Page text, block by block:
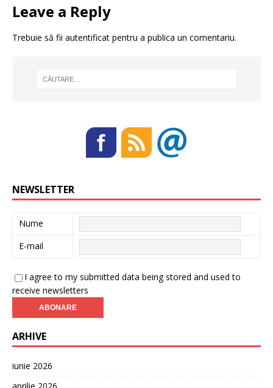
Leave a Reply
Trebuie să fii autentificat pentru a publica un comentariu.
NEWSLETTER
Nume
E-mail
I agree to my submitted data being stored and used to
receive newsletters
ARHIVE
iunie 2026